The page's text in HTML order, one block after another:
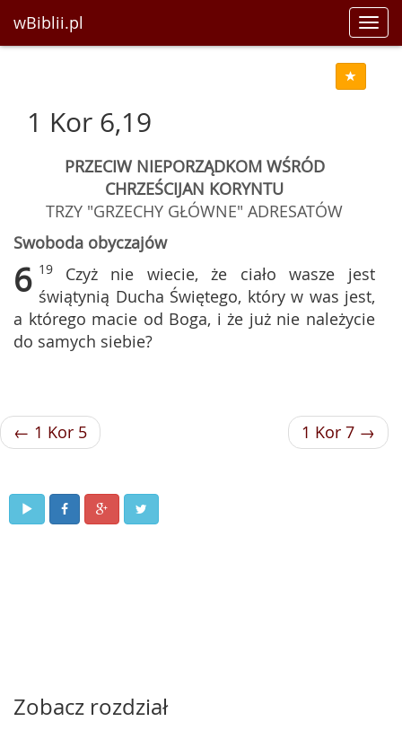
wBiblii.pl
1 Kor 6,19
PRZECIW NIEPORZĄDKOM WŚRÓD
CHRZEŚCIJAN KORYNTU
TRZY "GRZECHY GŁÓWNE" ADRESATÓW
Swoboda obyczajów
6 19 Czyż nie wiecie, że ciało wasze jest
świątynią Ducha Świętego, który w was jest,
a którego macie od Boga, i że już nie należycie
do samych siebie?
← 1 Kor 5 1 Kor 7 →
Zobacz rozdział